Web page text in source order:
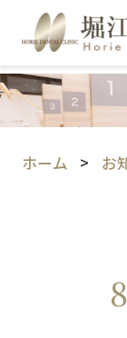
ホーム お